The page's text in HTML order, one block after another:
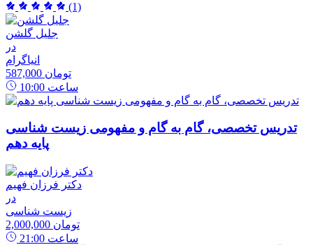
(1)
جلیل گلشن
در
انیاگرام
587,000 تومان
10:00 ساعت
تدریس تخصصی، گام به گام و مفهومی زیست شناسی
پایه دهم
دکتر فرزان فهیم
در
زیست شناسی
2,000,000 تومان
21:00 ساعت